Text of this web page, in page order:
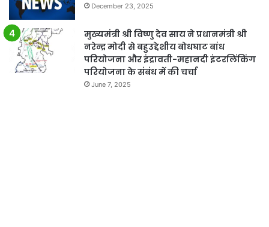
December 23, 2025
मुख्यमंत्री श्री विष्णु देव साय ने प्रधानमंत्री श्री
नरेन्द्र मोदी से बहुउद्देशीय बोधघाट बांध
परियोजना और इंद्रावती-महानदी इंटरलिंकिंग
परियोजना के संबंध में की चर्चा
June 7, 2025